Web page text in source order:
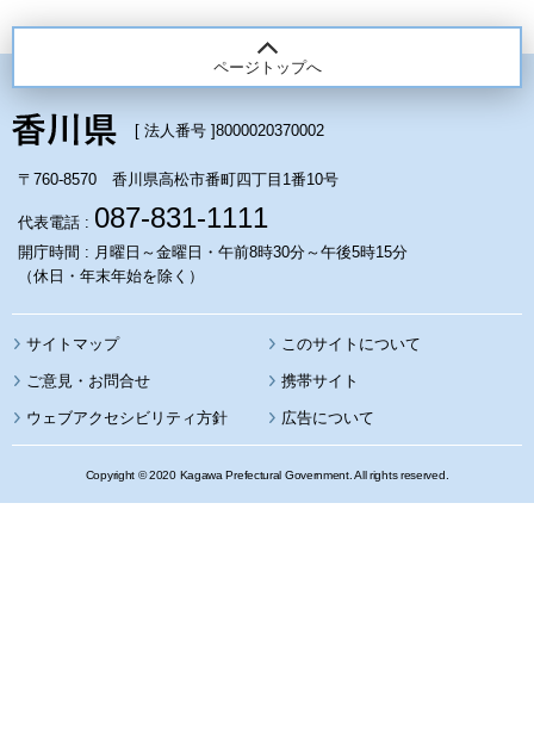
ページトップへ
[ 法人番号 ]8000020370002
〒760-8570 香川県高松市番町四丁目1番10号
代表電話 : 087-831-1111
開庁時間 : 月曜日～金曜日・午前8時30分～午後5時15分
（休日・年末年始を除く）
サイトマップ このサイトについて
携帯サイト
ウェブアクセシビリティ方針 広告について
Copyright © 2020 Kagawa Prefectural Government. All rights reserved.